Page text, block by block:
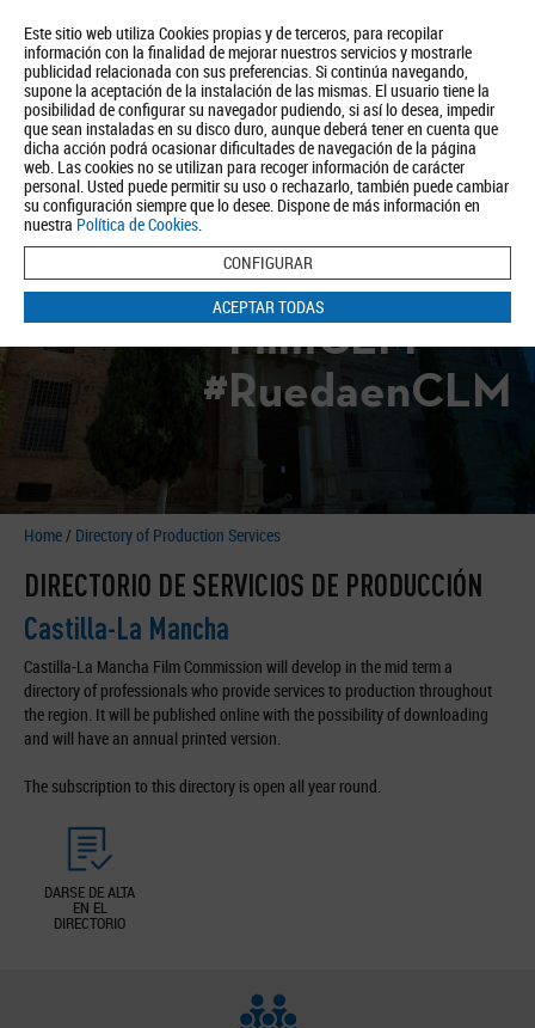
Este sitio web utiliza Cookies propias y de terceros, para recopilar
información con la finalidad de mejorar nuestros servicios y mostrarle
publicidad relacionada con sus preferencias. Si continúa navegando,
supone la aceptación de la instalación de las mismas. El usuario tiene la
posibilidad de configurar su navegador pudiendo, si así lo desea, impedir
que sean instaladas en su disco duro, aunque deberá tener en cuenta que
dicha acción podrá ocasionar dificultades de navegación de la página
web. Las cookies no se utilizan para recoger información de carácter
personal. Usted puede permitir su uso o rechazarlo, también puede cambiar
su configuración siempre que lo desee. Dispone de más información en
nuestra Política de Cookies.
CONFIGURAR
ACEPTAR TODAS
About us Tourism Política de Privacidad Aviso Legal Política de Cookies
BUSCAR
#FilmCLM
#RuedaenCLM
Home/ Directory of Production Services
DIRECTORIO DE SERVICIOS DE PRODUCCIÓN
Castilla-La Mancha
Castilla-La Mancha Film Commission will develop in the mid term a
directory of professionals who provide services to production throughout
the region. It will be published online with the possibility of downloading
and will have an annual printed version.
The subscription to this directory is open all year round.
DARSE DE ALTA
EN EL
DIRECTORIO